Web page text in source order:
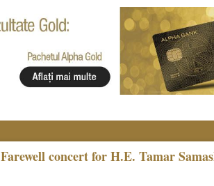
Farewell concert for H.E. Tamar